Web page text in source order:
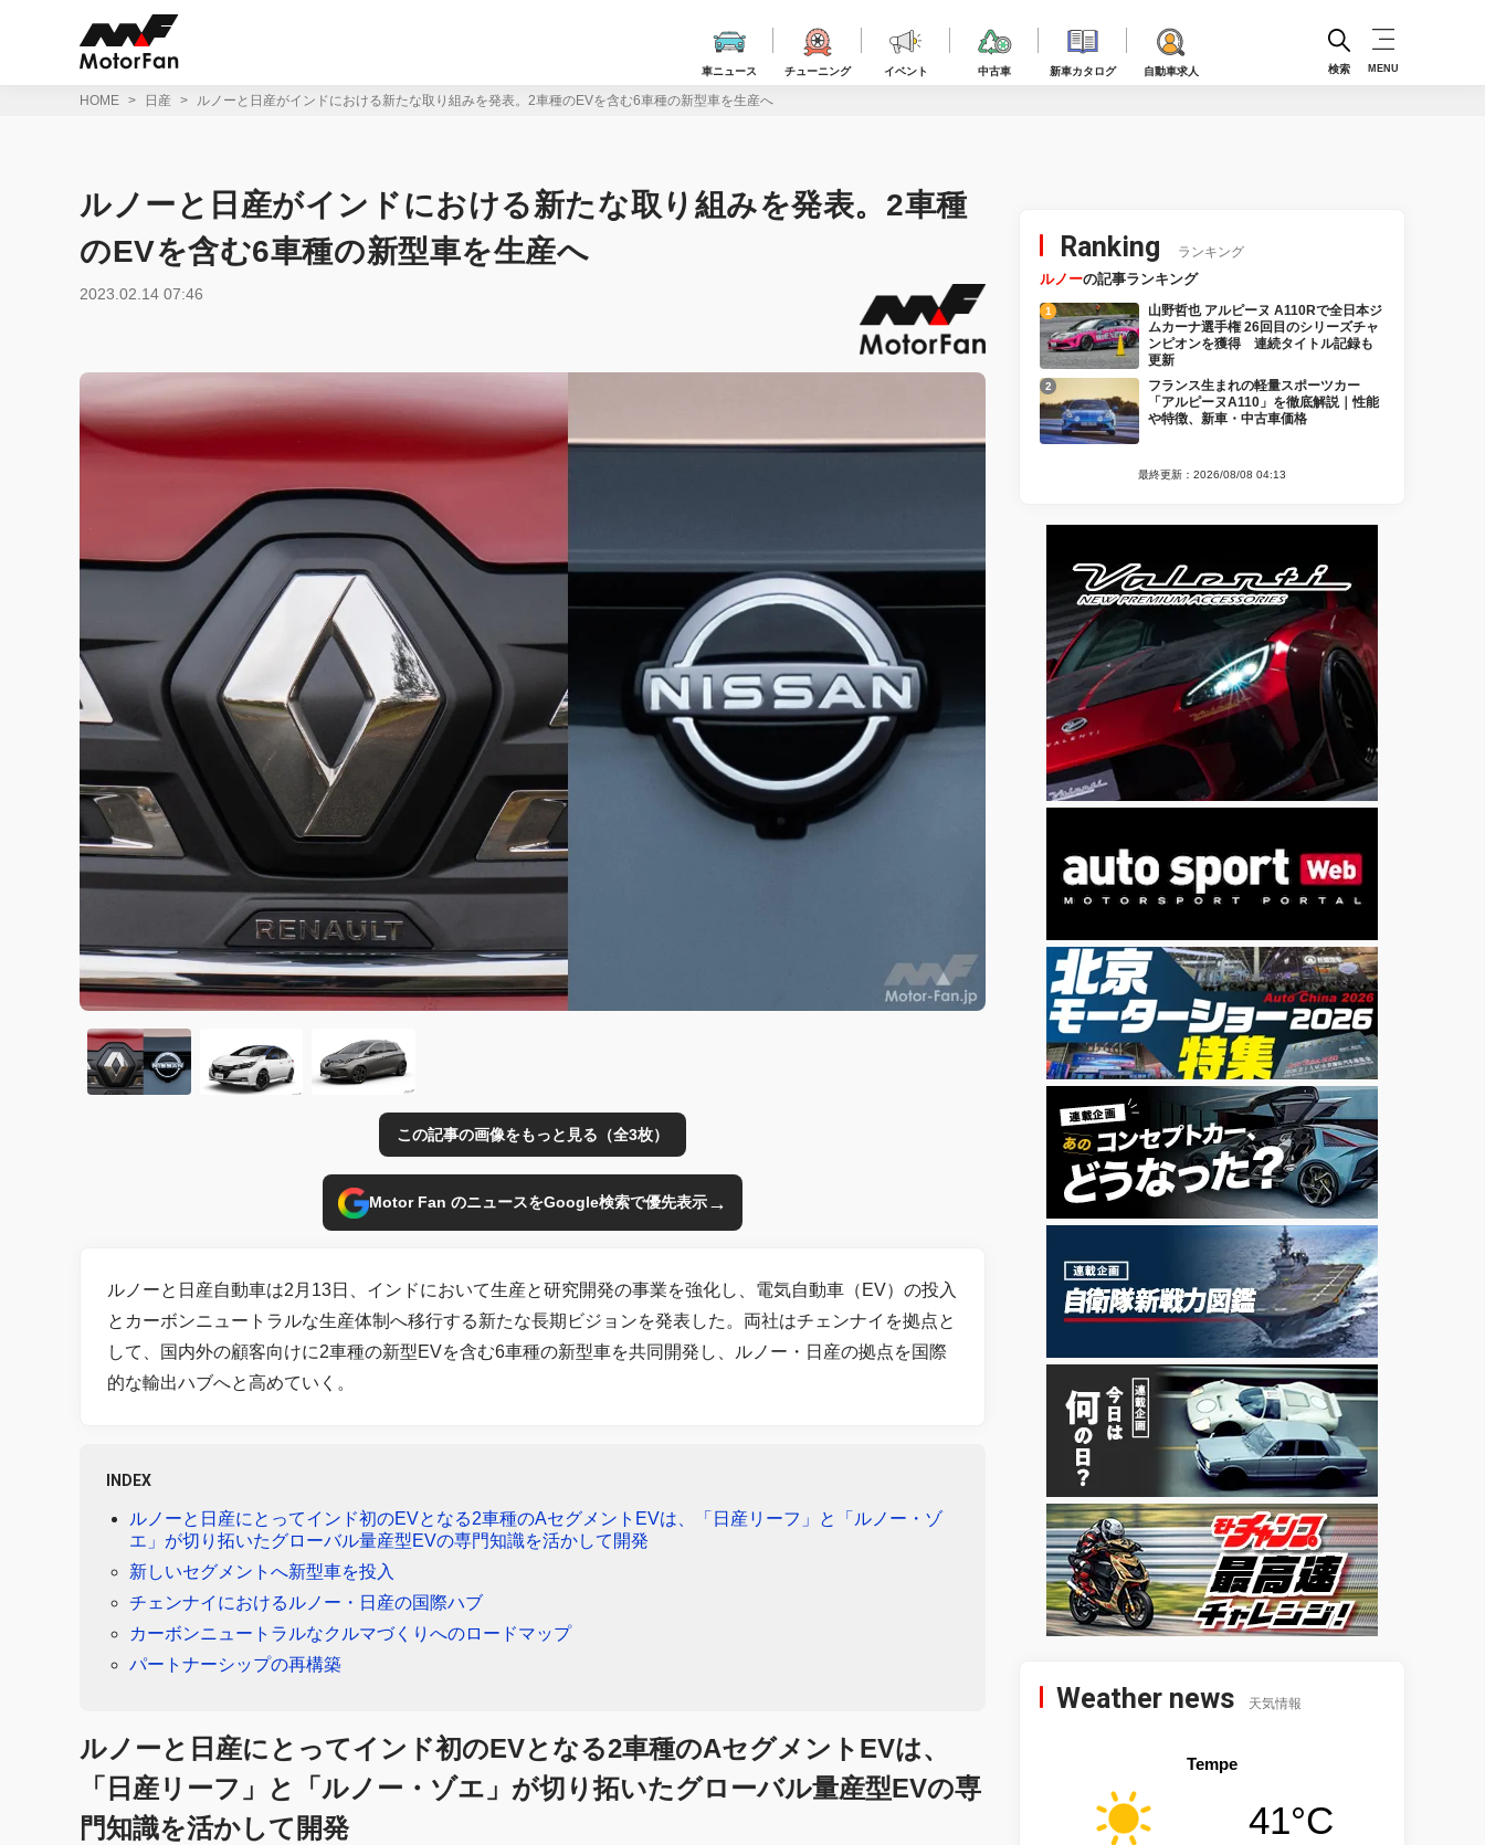
車ニュース チューニング イベント 中古車 新車カタログ 自動車求人 検索 MENU
HOME 日産 ルノーと日産がインドにおける新たな取り組みを発表。2車種のEVを含む6車種の新型車を生産へ
ルノーと日産がインドにおける新たな取り組みを発表。2車種
のEVを含む6車種の新型車を生産へ
2023.02.14 07:46
この記事の画像をもっと見る（全3枚）
Motor Fan のニュースをGoogle検索で優先表示→
ルノーと日産自動車は2月13日、インドにおいて生産と研究開発の事業を強化し、電気自動車（EV）の投入
とカーボンニュートラルな生産体制へ移行する新たな長期ビジョンを発表した。両社はチェンナイを拠点と
して、国内外の顧客向けに2車種の新型EVを含む6車種の新型車を共同開発し、ルノー・日産の拠点を国際
的な輸出ハブへと高めていく。
INDEX
ルノーと日産にとってインド初のEVとなる2車種のAセグメントEVは、「日産リーフ」と「ルノー・ゾ
エ」が切り拓いたグローバル量産型EVの専門知識を活かして開発
新しいセグメントへ新型車を投入
チェンナイにおけるルノー・日産の国際ハブ
カーボンニュートラルなクルマづくりへのロードマップ
パートナーシップの再構築
ルノーと日産にとってインド初のEVとなる2車種のAセグメントEVは、
「日産リーフ」と「ルノー・ゾエ」が切り拓いたグローバル量産型EVの専
門知識を活かして開発
Ranking ランキング
ルノーの記事ランキング
山野哲也 アルピーヌ A110Rで全日本ジ
ムカーナ選手権 26回目のシリーズチャ
ンピオンを獲得 連続タイトル記録も
更新
フランス生まれの軽量スポーツカー
「アルピーヌA110」を徹底解説｜性能
や特徴、新車・中古車価格
最終更新：2026/08/08 04:13
Weather news 天気情報
Tempe
41°C